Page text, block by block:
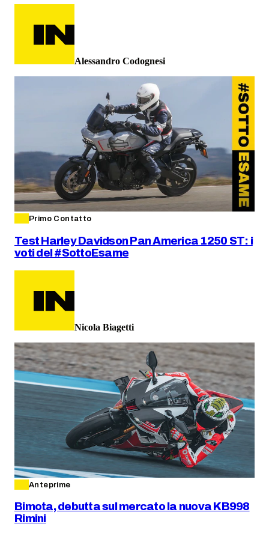
Alessandro Codognesi
Primo Contatto
Test Harley Davidson Pan America 1250 ST: i
voti del #SottoEsame
Nicola Biagetti
Anteprime
Bimota, debutta sul mercato la nuova KB998
Rimini